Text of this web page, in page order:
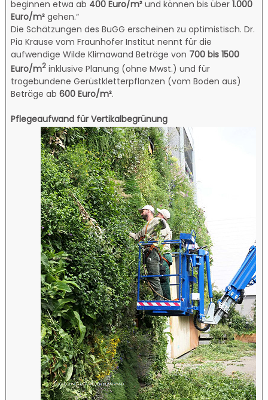
beginnen etwa ab 400 Euro/m² und können bis über1.000
Euro/m² gehen.“
Die Schätzungen des BuGG erscheinen zu optimistisch. Dr.
Pia Krause vom Fraunhofer Institut nennt für die
aufwendige Wilde Klimawand Beträge von 700 bis 1500
Euro/m2 inklusive Planung (ohne Mwst.) und für
trogebundene Gerüstkletterpflanzen (vom Boden aus)
Beträge ab600 Euro/m².
Pflegeaufwand für Vertikalbegrünung